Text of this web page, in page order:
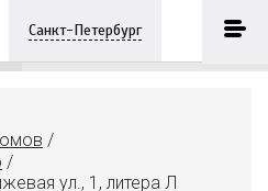
Санкт-Петербург
/
/
ул., 1, литера Л
ПОЗВОНИТЬ